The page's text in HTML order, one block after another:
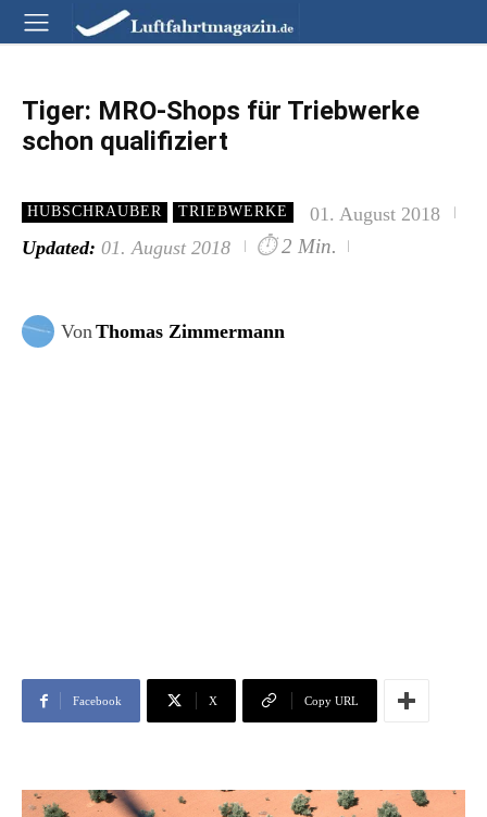
Tiger: MRO-Shops für Triebwerke
schon qualifiziert
HUBSCHRAUBER TRIEBWERKE
01. August 2018
Updated: 01. August 2018 ⏱ 2 Min.
VonThomas Zimmermann
Facebook X Copy URL